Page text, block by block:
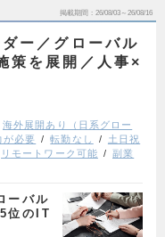
掲載期間 26/08/03～26/08/16
ー／グローバル
策を展開／人事×
海外展開あり（日系グロー
が必要 転勤なし
土日祝
リモートワーク可能
副業
ーバル
位のIT